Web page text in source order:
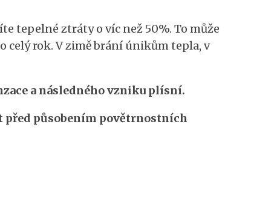
tepelné ztráty o víc než 50%. To může
celý rok. V zimě brání únikům tepla, v
a následného vzniku plísní.
před působením povětrnostních